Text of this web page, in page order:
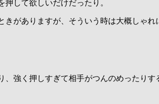
して欲しいだけだったり。
きがありますが、そういう時は大概しゃれ
強く押しすぎて相手がつんのめったりす